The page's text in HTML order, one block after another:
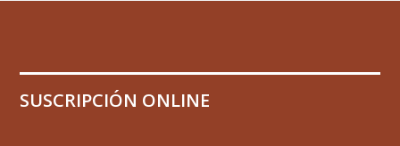
SUSCRIPCIÓN ONLINE